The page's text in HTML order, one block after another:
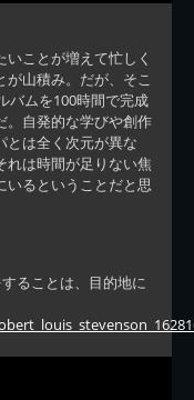
ことが増えて忙しく
山積み。だが、そこ
バムを100時間で完成
。自発的な学びや創作
とは全く次元が異な
れは時間が足りない焦
いるということだと思
ることは、目的地に